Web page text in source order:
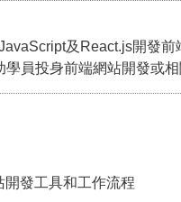
及React.js開發
員投身前端網站開發或
發工具和工作流程